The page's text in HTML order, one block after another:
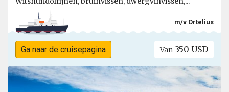
m/v Ortelius
Ga naar de cruisepagina Van 350 USD